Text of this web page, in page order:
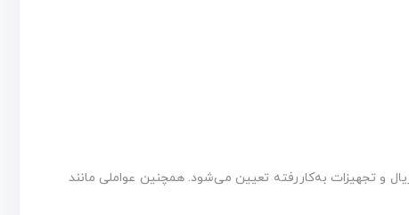
و تجهیزات به‌کاررفته تعیین می‌شود. همچنین عواملی مانند